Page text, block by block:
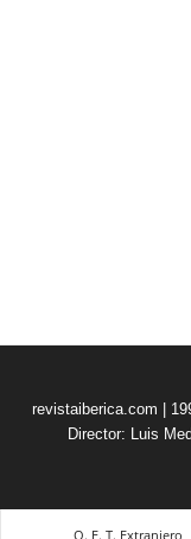
revistaiberica.com |
Director: Luis
O. E. T. Extranjero